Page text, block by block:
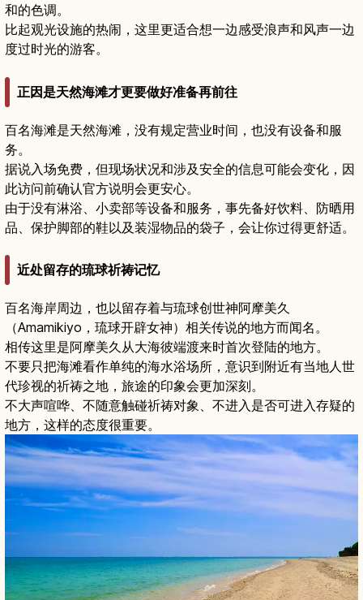
和的色调。
比起观光设施的热闹，这里更适合想一边感受浪声和风声一边
度过时光的游客。
正因是天然海滩才更要做好准备再前往
百名海滩是天然海滩，没有规定营业时间，也没有设备和服
务。
据说入场免费，但现场状况和涉及安全的信息可能会变化，因
此访问前确认官方说明会更安心。
由于没有淋浴、小卖部等设备和服务，事先备好饮料、防晒用
品、保护脚部的鞋以及装湿物品的袋子，会让你过得更舒适。
近处留存的琉球祈祷记忆
百名海岸周边，也以留存着与琉球创世神阿摩美久
（Amamikiyo，琉球开辟女神）相关传说的地方而闻名。
相传这里是阿摩美久从大海彼端渡来时首次登陆的地方。
不要只把海滩看作单纯的海水浴场所，意识到附近有当地人世
代珍视的祈祷之地，旅途的印象会更加深刻。
不大声喧哗、不随意触碰祈祷对象、不进入是否可进入存疑的
地方，这样的态度很重要。